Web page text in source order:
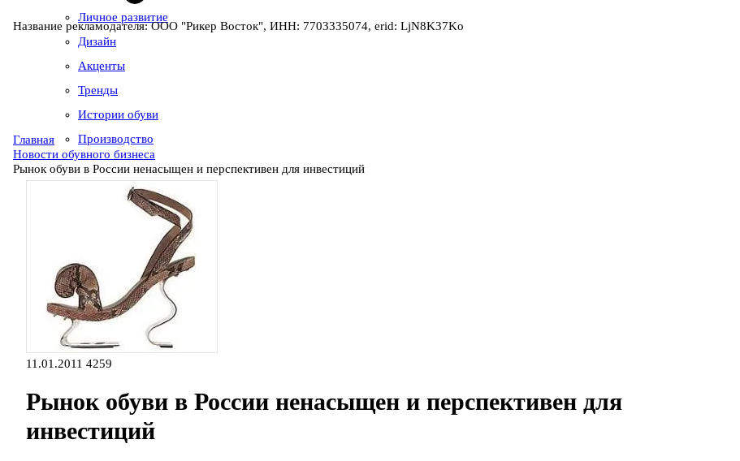
Личное развитие
Дизайн
Акценты
Тренды
Истории обуви
Производство
Название рекламодателя: ООО "Рикер Восток", ИНН: 7703335074, erid: LjN8K37Ko
Главная
Новости обувного бизнеса
Рынок обуви в России ненасыщен и перспективен для инвестиций
11.01.2011 4259
Рынок обуви в России ненасыщен и перспективен для
инвестиций